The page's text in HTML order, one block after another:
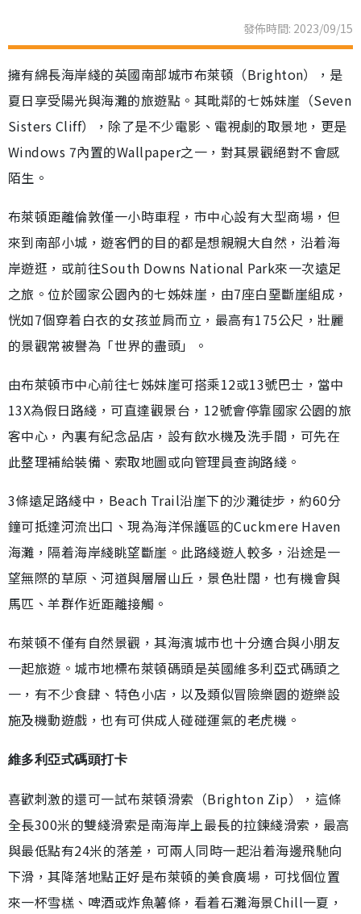
發佈時間: 2023/09/15
擁有綿長海岸綫的英國南部城市布萊頓（Brighton），是
夏日享受陽光與海灘的旅遊點。其毗鄰的七姊妹崖（Seven
Sisters Cliff），除了是不少電影、電視劇的取景地，更是
Windows 7內置的Wallpaper之一，對其景觀絕對不會感
陌生。
布萊頓距離倫敦僅一小時車程，市中心設有大型商場，但
來到南部小城，遊客們的目的都是想親親大自然，沿着海
岸遊逛，或前往South Downs National Park來一次遠足
之旅。位於國家公園內的七姊妹崖，由7座白堊斷崖組成，
恍如7個穿着白衣的女孩並肩而立，最高有175公尺，壯麗
的景觀常被譽為「世界的盡頭」。
由布萊頓市中心前往七姊妹崖可搭乘12或13號巴士，當中
13X為假日路綫，可直達觀景台，12號會停靠國家公園的旅
客中心，內裏有紀念品店，設有飲水機及洗手間，可先在
此整理補給裝備、索取地圖或向管理員查詢路綫。
3條遠足路綫中，Beach Trail沿崖下的沙灘徒步，約60分
鐘可抵達河流出口、現為海洋保護區的Cuckmere Haven
海灘，隔着海岸綫眺望斷崖。此路綫遊人較多，沿途是一
望無際的草原、河道與層層山丘，景色壯闊，也有機會與
馬匹、羊群作近距離接觸。
布萊頓不僅有自然景觀，其海濱城市也十分適合與小朋友
一起旅遊。城市地標布萊頓碼頭是英國維多利亞式碼頭之
一，有不少食肆、特色小店，以及類似冒險樂園的遊樂設
施及機動遊戲，也有可供成人碰碰運氣的老虎機。
維多利亞式碼頭打卡
喜歡刺激的還可一試布萊頓滑索（Brighton Zip），這條
全長300米的雙綫滑索是南海岸上最長的拉鍊綫滑索，最高
與最低點有24米的落差，可兩人同時一起沿着海邊飛馳向
下滑，其降落地點正好是布萊頓的美食廣場，可找個位置
來一杯雪榚、啤酒或炸魚薯條，看着石灘海景Chill一夏，